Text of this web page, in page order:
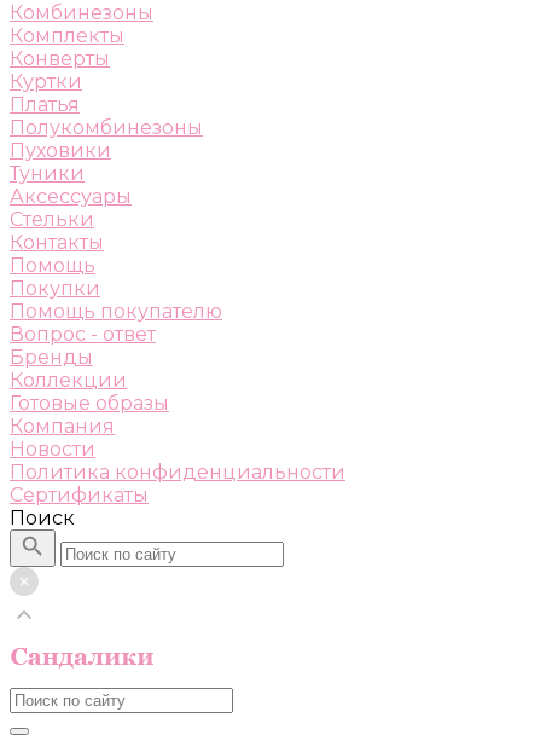
Комбинезоны
Комплекты
Конверты
Куртки
Платья
Полукомбинезоны
Пуховики
Туники
Аксессуары
Стельки
Контакты
Помощь
Покупки
Помощь покупателю
Вопрос - ответ
Бренды
Коллекции
Готовые образы
Компания
Новости
Политика конфиденциальности
Сертификаты
Поиск